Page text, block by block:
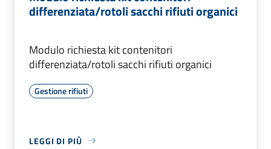
differenziata/rotoli sacchi rifiuti organici
Modulo richiesta kit contenitori
differenziata/rotoli sacchi rifiuti organici
Gestione rifiuti
LEGGI DI PIÙ